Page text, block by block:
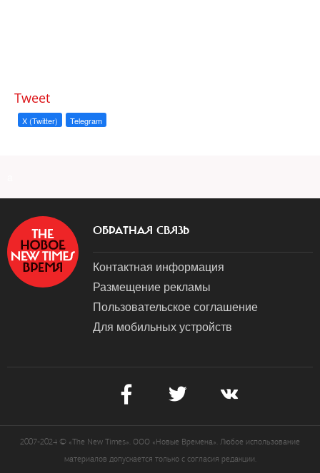
Tweet
X (Twitter) Telegram
ОБРАТНАЯ СВЯЗЬ
Контактная информация
Размещение рекламы
Пользовательское соглашение
Для мобильных устройств
2007-2024 © «The New Times». ООО «Новые Времена». Любое использование
материалов допускается только с согласия редакции.